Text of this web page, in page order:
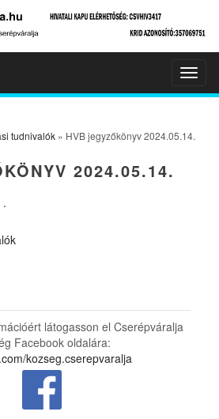
tudnivalók » HVB jegyzőkönyv 2024.05.14.
2024.05.14.
.
látogasson el Cserépváralja
Facebook oldalára:
kozseg.cserepvaralja